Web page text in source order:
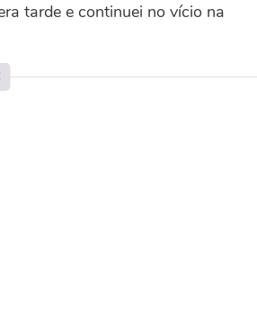
tarde e continuei no vício na